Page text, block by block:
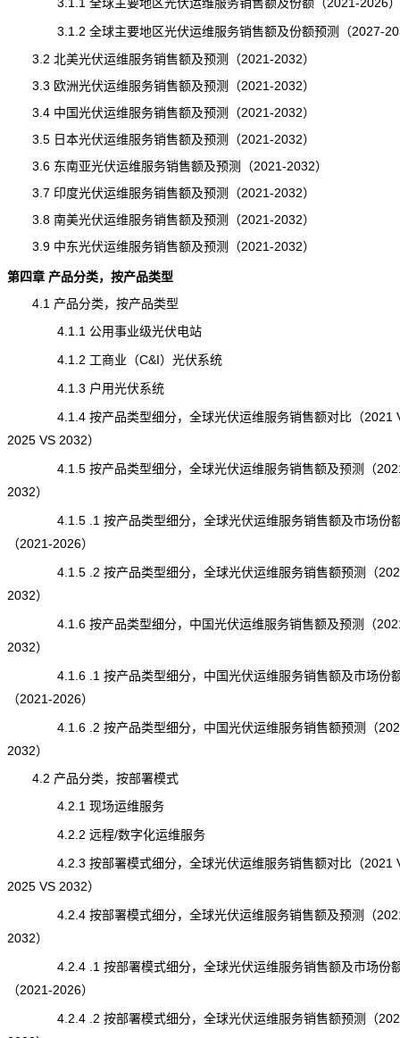
3.1.2 全球主要地区光伏运维服务销售额及份额预测（2027-
3.2 北美光伏运维服务销售额及预测（2021-2032）
3.3 欧洲光伏运维服务销售额及预测（2021-2032）
3.4 中国光伏运维服务销售额及预测（2021-2032）
3.5 日本光伏运维服务销售额及预测（2021-2032）
3.6 东南亚光伏运维服务销售额及预测（2021-2032）
3.7 印度光伏运维服务销售额及预测（2021-2032）
3.8 南美光伏运维服务销售额及预测（2021-2032）
3.9 中东光伏运维服务销售额及预测（2021-2032）
第四章 产品分类，按产品类型
4.1 产品分类，按产品类型
4.1.1 公用事业级光伏电站
4.1.2 工商业（C&I）光伏系统
4.1.3 户用光伏系统
4.1.4 按产品类型细分，全球光伏运维服务销售额对比（2021
2025 VS 2032）
4.1.5 按产品类型细分，全球光伏运维服务销售额及预测（
2032）
4.1.5 .1 按产品类型细分，全球光伏运维服务销售额及市场份
（2021-2026）
4.1.5 .2 按产品类型细分，全球光伏运维服务销售额预测（
2032）
4.1.6 按产品类型细分，中国光伏运维服务销售额及预测（
2032）
4.1.6 .1 按产品类型细分，中国光伏运维服务销售额及市场份
（2021-2026）
4.1.6 .2 按产品类型细分，中国光伏运维服务销售额预测（
2032）
4.2 产品分类，按部署模式
4.2.1 现场运维服务
4.2.2 远程/数字化运维服务
4.2.3 按部署模式细分，全球光伏运维服务销售额对比（2021
2025 VS 2032）
4.2.4 按部署模式细分，全球光伏运维服务销售额及预测（
2032）
4.2.4 .1 按部署模式细分，全球光伏运维服务销售额及市场份
（2021-2026）
4.2.4 .2 按部署模式细分，全球光伏运维服务销售额预测（